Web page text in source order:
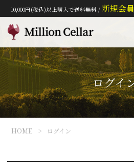
10,000円(税込)以上購入で送料無料 / 新規会
ログイ
HOME ログイン